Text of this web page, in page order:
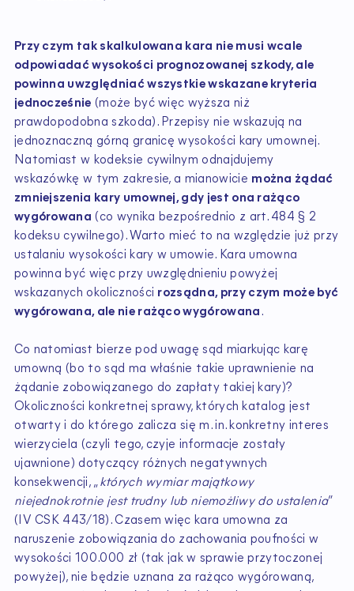
Przy czym tak skalkulowana kara nie musi wcale
odpowiadać wysokości prognozowanej szkody, ale
powinna uwzględniać wszystkie wskazane kryteria
jednocześnie (może być więc wyższa niż
prawdopodobna szkoda). Przepisy nie wskazują na
jednoznaczną górną granicę wysokości kary umownej.
Natomiast w kodeksie cywilnym odnajdujemy
wskazówkę w tym zakresie, a mianowicie można żądać
zmniejszenia kary umownej, gdy jest ona rażąco
wygórowana (co wynika bezpośrednio z art. 484 § 2
kodeksu cywilnego). Warto mieć to na względzie już przy
ustalaniu wysokości kary w umowie. Kara umowna
powinna być więc przy uwzględnieniu powyżej
wskazanych okoliczności rozsądna, przy czym może być
wygórowana, ale nie rażąco wygórowana.
Co natomiast bierze pod uwagę sąd miarkując karę
umowną (bo to sąd ma właśnie takie uprawnienie na
żądanie zobowiązanego do zapłaty takiej kary)?
Okoliczności konkretnej sprawy, których katalog jest
otwarty i do którego zalicza się m. in. konkretny interes
wierzyciela (czyli tego, czyje informacje zostały
ujawnione) dotyczący różnych negatywnych
konsekwencji, „których wymiar majątkowy
niejednokrotnie jest trudny lub niemożliwy do ustalenia”
(IV CSK 443/18). Czasem więc kara umowna za
naruszenie zobowiązania do zachowania poufności w
wysokości 100.000 zł (tak jak w sprawie przytoczonej
powyżej), nie będzie uznana za rażąco wygórowaną,